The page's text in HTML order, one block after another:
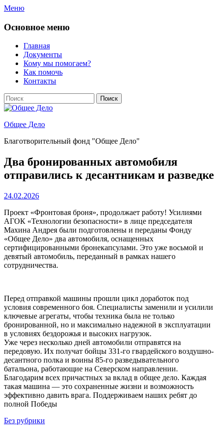
Перейти
содержимому
Меню
Основное меню
Главная
Документы
Кому мы помогаем?
Как помочь
Контакты
Поиск
Найти:
Общее Дело
Благотворительный фонд "Общее Дело"
Два бронированных автомобиля
отправились к десантникам и разведке
Опубликовано
24.02.2026
Проект «Фронтовая броня», продолжает работу! Усилиями
АГОК «Технологии безопасности» в лице председателя
Махина Андрея были подготовлены и переданы Фонду
«Общее Дело» два автомобиля, оснащенных
сертифицированными бронекапсулами. Это уже восьмой и
девятый автомобиль, переданный в рамках нашего
сотрудничества.
Перед отправкой машины прошли цикл доработок под
условия современного боя. Специалисты заменили и усилили
ключевые агрегаты, чтобы техника была не только
бронированной, но и максимально надежной в эксплуатации
в условиях бездорожья и высоких нагрузок.
Уже через несколько дней автомобили отправятся на
передовую. Их получат бойцы 331-го гвардейского воздушно-
десантного полка и воины 85-го разведывательного
батальона, работающие на Северском направлении.
Благодарим всех причастных за вклад в общее дело. Каждая
такая машина — это сохраненные жизни и возможность
эффективно давить врага. Поддерживаем наших ребят до
полной Победы
Категории
Без рубрики